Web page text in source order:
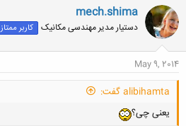
mech.shima
دستیار مدیر مهندسی مکانیک کاربر ممتاز
May 9, 2014
alibihamta گفت:
یعنی چی؟